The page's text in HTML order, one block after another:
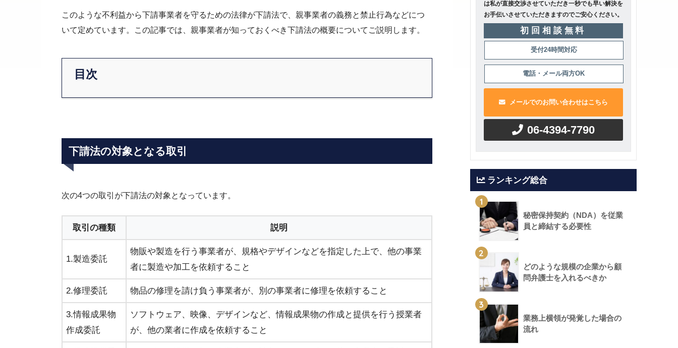
このような不利益から下請事業者を守るための法律が下請法で、親事業者の義務と禁止行為などにつ
いて定めています。この記事では、親事業者が知っておくべき下請法の概要についてご説明します。
目次
下請法の対象となる取引
次の4つの取引が下請法の対象となっています。
取引の種類 説明
1.製造委託
物販や製造を行う事業者が、規格やデザインなどを指定した上で、他の事業
者に製造や加工を依頼すること
2.修理委託 物品の修理を請け負う事業者が、別の事業者に修理を依頼すること
3.情報成果物
作成委託
ソフトウェア、映像、デザインなど、情報成果物の作成と提供を行う授業者
が、他の業者に作成を依頼すること
は私が直接交渉させていただき一秒でも早い解決を
お手伝いさせていただきますのでご安心ください。
初回相談無料
受付24時間対応
電話・メール両方OK
メールでのお問い合わせはこちら
06-4394-7790
ランキング総合
1
秘密保持契約（NDA）を従業
員と締結する必要性
2
どのような規模の企業から顧
問弁護士を入れるべきか
3
業務上横領が発覚した場合の
流れ